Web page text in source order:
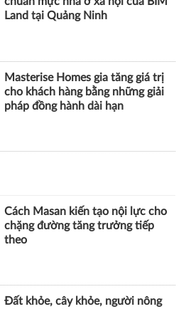
Land tại Quảng Ninh
Masterise Homes gia tăng giá trị
cho khách hàng bằng những giải
pháp đồng hành dài hạn
Cách Masan kiến tạo nội lực cho
chặng đường tăng trưởng tiếp
theo
Đất khỏe, cây khỏe, người nông